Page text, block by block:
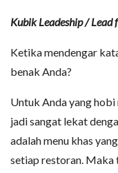
Kubik Leadeship / Lead
Ketika mendengar
benak Anda?
Untuk Anda yang
jadi sangat lekat
adalah menu khas
setiap restoran. Maka